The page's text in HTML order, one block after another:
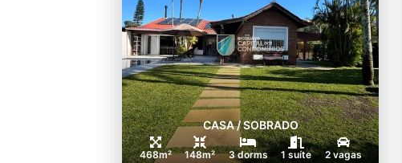
CASA / SOBRADO
468m² 148m² 3 dorms 1 suíte 2 vagas